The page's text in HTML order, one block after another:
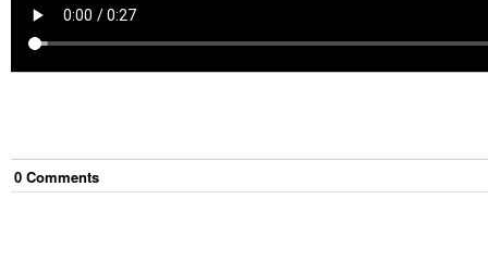
0 Comments